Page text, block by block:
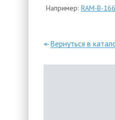
Например: RAM-B-
—Вернуться в